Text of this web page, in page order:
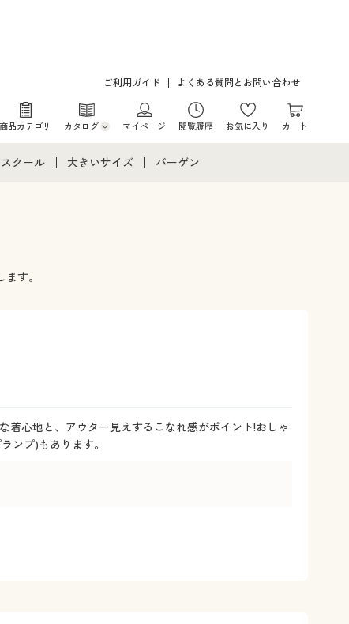
ご利用ガイド よくある質問とお問い合わせ
商品カテゴリ カタログ
カタログ・チラシからのご注文
マイページ 閲覧履歴 お気に入り カート
ト
クール
生服
・ティーンズ下着
大きいサイズ バーゲン
す。
心地と、アウター見えするこなれ感がポイント!おしゃ
ンプ)もあります。